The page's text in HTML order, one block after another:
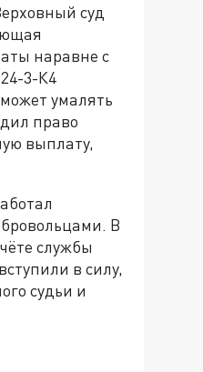
суд
наравне с
3-К4
умалять
право
выплату,
В
службы
в силу,
судьи и